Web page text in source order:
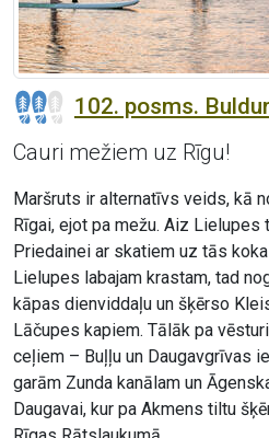
102. posms.
Cauri mežiem uz Rīgu!
Maršruts ir alternatīvs veids, kā
Rīgai, ejot pa mežu. Aiz
Priedainei ar skatiem uz tās
Lielupes labajam krastam, tad
kāpas dienviddaļu un šķērso
Lāčupes kapiem. Tālāk pa
ceļiem – Buļļu un Daugavgrīvas
garām Zunda kanālam un
Daugavai, kur pa Akmens tiltu